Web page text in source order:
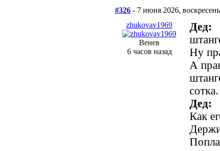
#326 - 7 июня 2026,
zhukovav1969
Венев
6 часов назад
Дед:
Ну
А
Дед:
Как